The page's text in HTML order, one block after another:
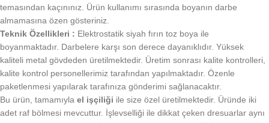
temasından kaçınınız. Ürün kullanımı sırasında boyanın darbe
almamasına özen gösteriniz.
Teknik Özellikleri : Elektrostatik siyah fırın toz boya ile
boyanmaktadır. Darbelere karşı son derece dayanıklıdır. Yüksek
kaliteli metal gövdeden üretilmektedir. Üretim sonrası kalite kontrolleri,
kalite kontrol personellerimiz tarafından yapılmaktadır. Özenle
paketlenmesi yapılarak tarafınıza gönderimi sağlanacaktır.
Bu ürün, tamamıyla el işçiliği ile size özel üretilmektedir. Üründe iki
adet raf bölmesi mevcuttur. İşlevselliği ile dikkat çeken dresuarlar aynı